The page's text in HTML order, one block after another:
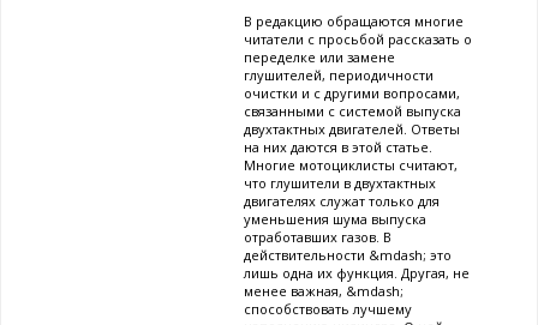
В редакцию обращаются многие
читатели с просьбой рассказать о
переделке или замене
глушителей, периодичности
очистки и с другими вопросами,
связанными с системой выпуска
двухтактных двигателей. Ответы
на них даются в этой статье.
Многие мотоциклисты считают,
что глушители в двухтактных
двигателях служат только для
уменьшения шума выпуска
отработавших газов. В
действительности &mdash; это
лишь одна их функция. Другая, не
менее важная, &mdash;
способствовать лучшему